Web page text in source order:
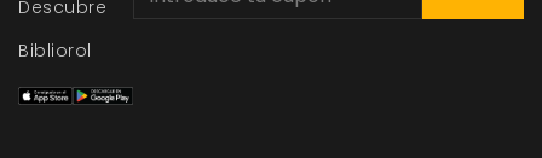
Descubre
Bibliorol